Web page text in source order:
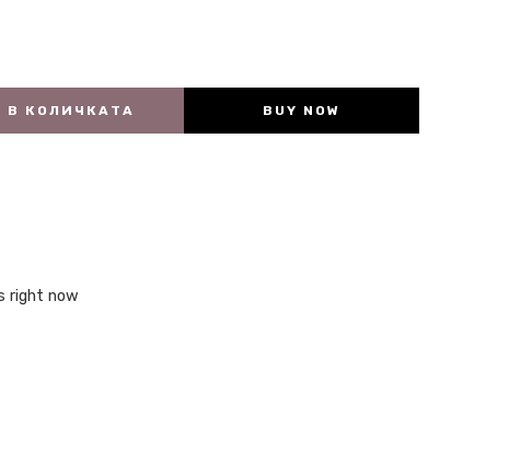
В КОЛИЧКАТА BUY NOW
right now